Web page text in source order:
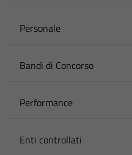
Personale
Bandi di Concorso
Performance
Enti controllati